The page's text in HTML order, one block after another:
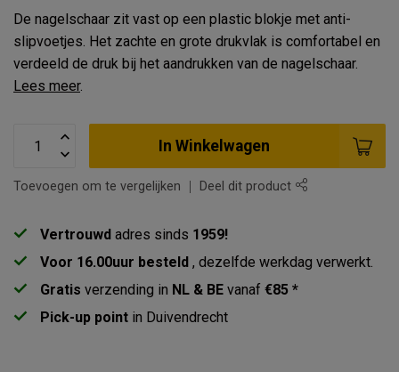
De nagelschaar zit vast op een plastic blokje met anti-
slipvoetjes. Het zachte en grote drukvlak is comfortabel en
verdeeld de druk bij het aandrukken van de nagelschaar.
Lees meer.
In Winkelwagen
Toevoegen om te vergelijken Deel dit product
Vertrouwd adres sinds 1959!
Voor 16.00uur besteld , dezelfde werkdag verwerkt.
Gratis verzending in NL & BE vanaf €85 *
Pick-up point in Duivendrecht